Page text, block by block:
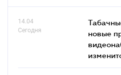
14.04
Сегодня
новые